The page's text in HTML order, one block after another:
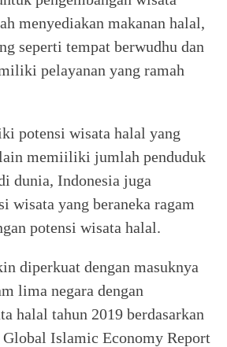
menyediakan makanan halal,
seperti tempat berwudhu dan
pelayanan yang ramah
potensi wisata halal yang
memiiliki jumlah penduduk
dunia, Indonesia juga
wisata yang beraneka ragam
potensi wisata halal.
diperkuat dengan masuknya
lima negara dengan
halal tahun 2019 berdasarkan
Islamic Economy Report